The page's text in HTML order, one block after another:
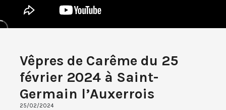
Vêpres de Carême du 25
février 2024 à Saint-
Germain l’Auxerrois
25/02/2024